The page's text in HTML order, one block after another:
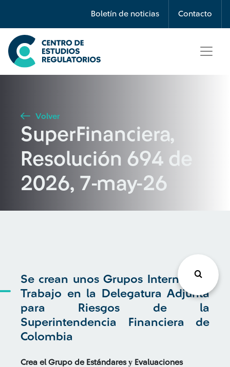
Boletín de noticias Contacto
Búsqueda
Seleccione país
Buscar
Volver
SuperFinanciera,
Resolución 694 de
2026, 7-may-26
Se crean unos Grupos Internos de
Trabajo en la Delegatura Adjunta
para Riesgos de la
Superintendencia Financiera de
Colombia
Crea el Grupo de Estándaresу Evaluaciones